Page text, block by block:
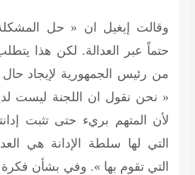
وقالت إيغيل ان « حل
حتماً عبر العدالة. لكن هذا
من رئيس الجمهورية لإيجاد
« نحن نقول ان اللجنة ليست
لأن المتهم بريء حتى تثبت
التي لها سلطة الإدانة هي
التي تقوم بها ». وفي بشأن فكرة